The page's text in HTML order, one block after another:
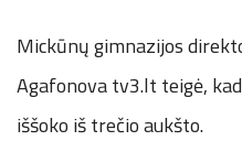
Mickūnų gimnazijos
Agafonova tv3.lt teigė,
iššoko iš trečio aukšto.